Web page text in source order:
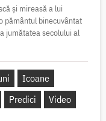
și mireasă a lui
pământul binecuvântat
jumătatea secolului al
Icoane
Predici
Video